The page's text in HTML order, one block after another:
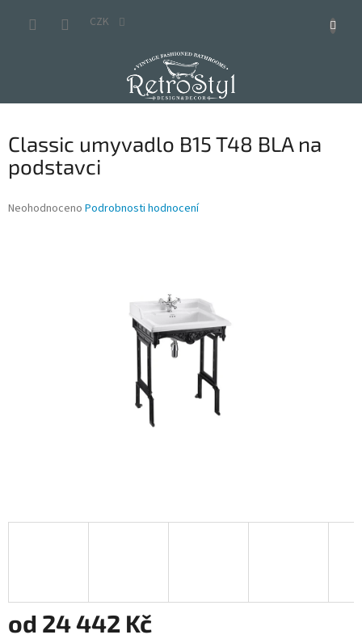
CZK
Classic umyvadlo B15 T48 BLA na
podstavci
Průměrné
Neohodnoceno Podrobnosti hodnocení
od 24 442 Kč